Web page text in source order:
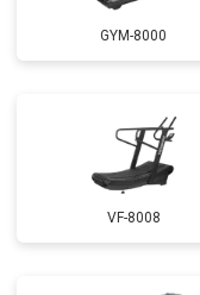
GYM-8000
VF-8008